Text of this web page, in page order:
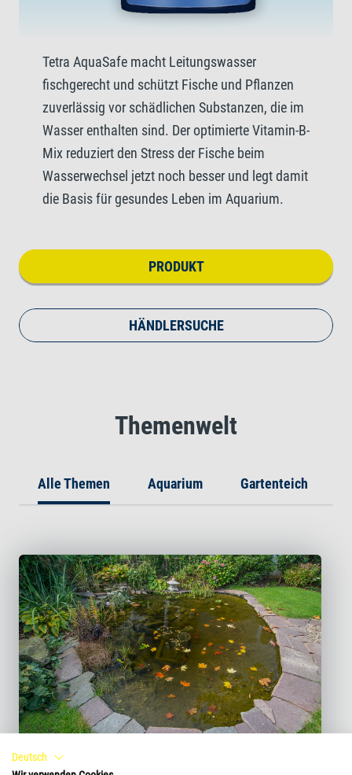
Tetra AquaSafe macht Leitungswasser
fischgerecht und schützt Fische und Pflanzen
zuverlässig vor schädlichen Substanzen, die im
Wasser enthalten sind. Der optimierte Vitamin-B-
Mix reduziert den Stress der Fische beim
Wasserwechsel jetzt noch besser und legt damit
die Basis für gesundes Leben im Aquarium.
PRODUKT
HÄNDLERSUCHE
Themenwelt
Alle Themen Aquarium Gartenteich
Deutsch